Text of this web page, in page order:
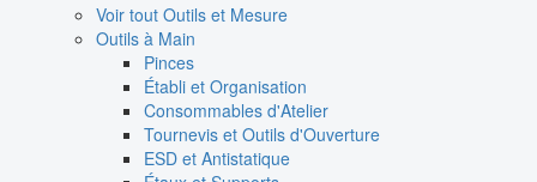
Voir tout Outils et Mesure
Outils à Main
Pinces
Établi et Organisation
Consommables d'Atelier
Tournevis et Outils d'Ouverture
ESD et Antistatique